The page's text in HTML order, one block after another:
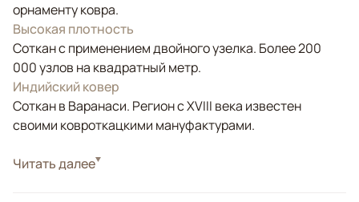
орнаменту ковра.
Высокая плотность
Соткан с применением двойного узелка. Более 200
000 узлов на квадратный метр.
Индийский ковер
Соткан в Варанаси. Регион с XVIII века известен
своими ковроткацкими мануфактурами.
СтильСовременные
Читать далее